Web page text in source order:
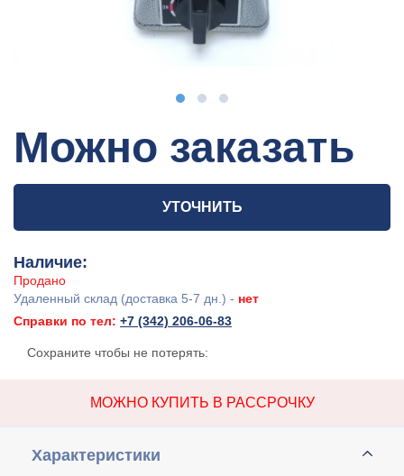
Можно заказать
УТОЧНИТЬ
Наличие:
Продано
Удаленный склад (доставка 5-7 дн.) - нет
Справки по тел: +7 (342) 206-06-83
Сохраните чтобы не потерять:
МОЖНО КУПИТЬ В РАССРОЧКУ
Характеристики